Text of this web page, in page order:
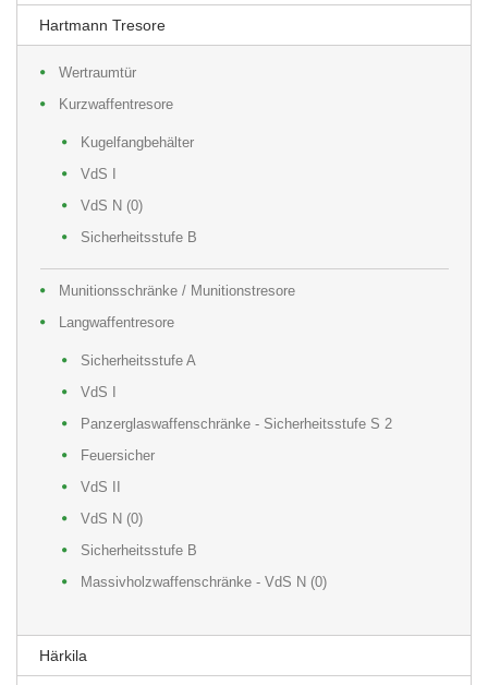
Hartmann Tresore
Wertraumtür
Kurzwaffentresore
Kugelfangbehälter
VdS I
VdS N (0)
Sicherheitsstufe B
Munitionsschränke / Munitionstresore
Langwaffentresore
Sicherheitsstufe A
VdS I
Panzerglaswaffenschränke - Sicherheitsstufe S 2
Feuersicher
VdS II
VdS N (0)
Sicherheitsstufe B
Massivholzwaffenschränke - VdS N (0)
Härkila